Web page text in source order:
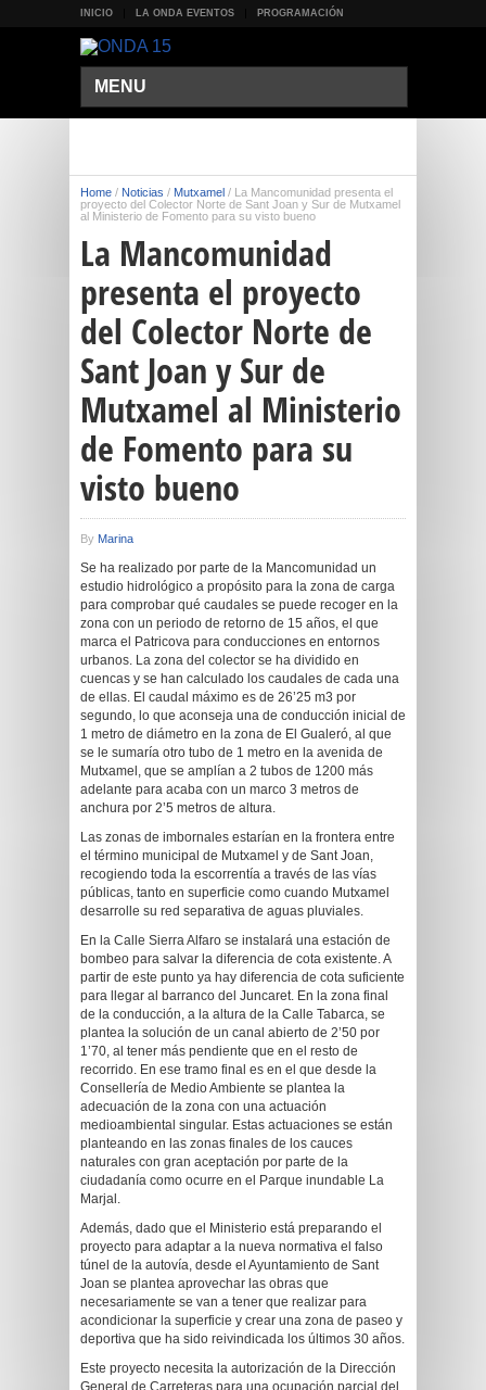
INICIO LA ONDA EVENTOS PROGRAMACIÓN
MENU
Home / Noticias / Mutxamel / La Mancomunidad presenta el
proyecto del Colector Norte de Sant Joan y Sur de Mutxamel
al Ministerio de Fomento para su visto bueno
La Mancomunidad
presenta el proyecto
del Colector Norte de
Sant Joan y Sur de
Mutxamel al Ministerio
de Fomento para su
visto bueno
By Marina
Se ha realizado por parte de la Mancomunidad un
estudio hidrológico a propósito para la zona de carga
para comprobar qué caudales se puede recoger en la
zona con un periodo de retorno de 15 años, el que
marca el Patricova para conducciones en entornos
urbanos. La zona del colector se ha dividido en
cuencas y se han calculado los caudales de cada una
de ellas. El caudal máximo es de 26’25 m3 por
segundo, lo que aconseja una de conducción inicial de
1 metro de diámetro en la zona de El Gualeró, al que
se le sumaría otro tubo de 1 metro en la avenida de
Mutxamel, que se amplían a 2 tubos de 1200 más
adelante para acaba con un marco 3 metros de
anchura por 2’5 metros de altura.
Las zonas de imbornales estarían en la frontera entre
el término municipal de Mutxamel y de Sant Joan,
recogiendo toda la escorrentía a través de las vías
públicas, tanto en superficie como cuando Mutxamel
desarrolle su red separativa de aguas pluviales.
En la Calle Sierra Alfaro se instalará una estación de
bombeo para salvar la diferencia de cota existente. A
partir de este punto ya hay diferencia de cota suficiente
para llegar al barranco del Juncaret. En la zona final
de la conducción, a la altura de la Calle Tabarca, se
plantea la solución de un canal abierto de 2’50 por
1’70, al tener más pendiente que en el resto de
recorrido. En ese tramo final es en el que desde la
Consellería de Medio Ambiente se plantea la
adecuación de la zona con una actuación
medioambiental singular. Estas actuaciones se están
planteando en las zonas finales de los cauces
naturales con gran aceptación por parte de la
ciudadanía como ocurre en el Parque inundable La
Marjal.
Además, dado que el Ministerio está preparando el
proyecto para adaptar a la nueva normativa el falso
túnel de la autovía, desde el Ayuntamiento de Sant
Joan se plantea aprovechar las obras que
necesariamente se van a tener que realizar para
acondicionar la superficie y crear una zona de paseo y
deportiva que ha sido reivindicada los últimos 30 años.
Este proyecto necesita la autorización de la Dirección
General de Carreteras para una ocupación parcial del